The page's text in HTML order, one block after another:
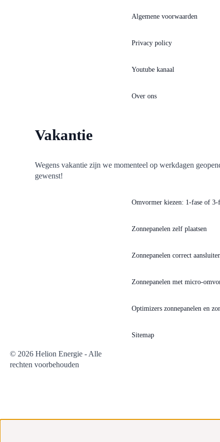
Algemene voorwaarden
Privacy policy
Youtube kanaal
Over ons
Omvormer kiezen: 1-fase of 3-
Zonnepanelen zelf plaatsen
Zonnepanelen correct
Zonnepanelen met micro-
Optimizers zonnepanelen en
Sitemap
© 2026 Helion Energie - Alle
rechten voorbehouden
Vakantie
Wegens vakantie zijn we momenteel op werkdagen
gewenst!